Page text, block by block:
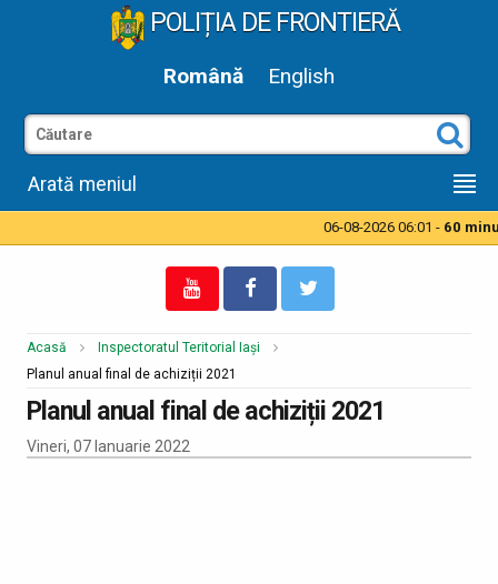
POLIȚIA DE FRONTIERĂ
Română English
Arată meniul
06-08-2026 06:01 -60
Acasă
Inspectoratul Teritorial Iași
Planul anual final de achiziții 2021
Planul anual final de achiziții 2021
Vineri, 07 Ianuarie 2022